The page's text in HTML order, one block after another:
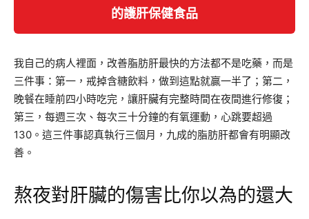
的護肝保健食品
我自己的病人裡面，改善脂肪肝最快的方法都不是吃藥，而是
三件事：第一，戒掉含糖飲料，做到這點就贏一半了；第二，
晚餐在睡前四小時吃完，讓肝臟有完整時間在夜間進行修復；
第三，每週三次、每次三十分鐘的有氧運動，心跳要超過
130。這三件事認真執行三個月，九成的脂肪肝都會有明顯改
善。
熬夜對肝臟的傷害比你以為的還大